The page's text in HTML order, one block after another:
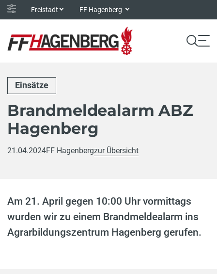
Freistadt FF Hagenberg
Einsätze
Brandmeldealarm ABZ
Hagenberg
21.04.2024FF Hagenbergzur Übersicht
Am 21. April gegen 10:00 Uhr vormittags
wurden wir zu einem Brandmeldealarm ins
Agrarbildungszentrum Hagenberg gerufen.